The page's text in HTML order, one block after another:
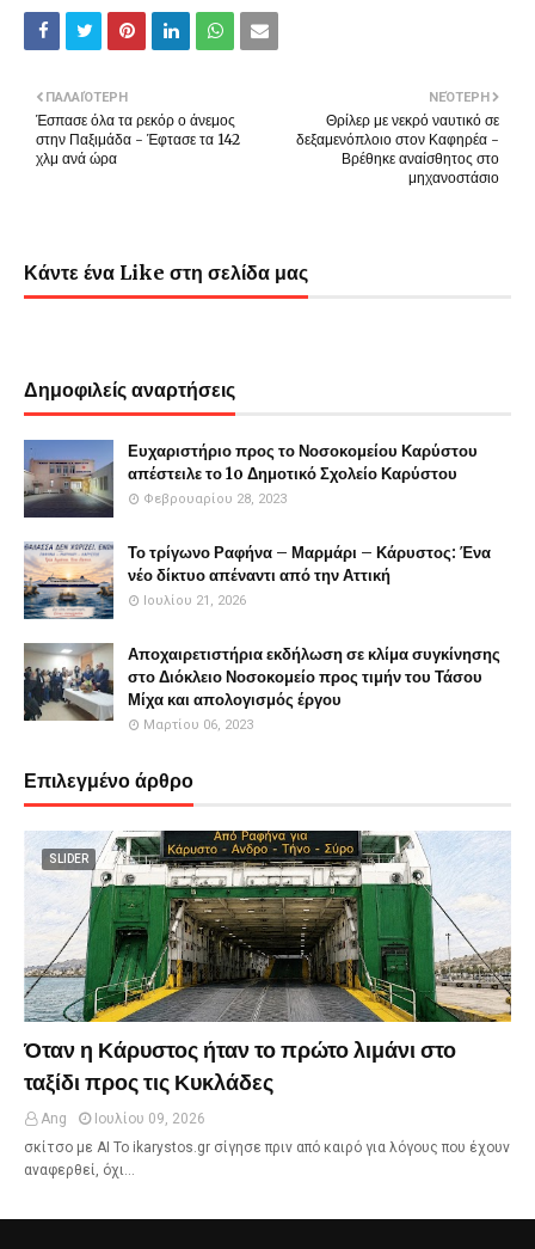
ΝΕΌΤΕΡΗ
Θρίλερ με νεκρό ναυτικό σε
δεξαμενόπλοιο στον Καφηρέα -
Βρέθηκε αναίσθητος στο
μηχανοστάσιο
ΠΑΛΑΙΌΤΕΡΗ
Έσπασε όλα τα ρεκόρ ο άνεμος
στην Παξιμάδα - Έφτασε τα 142
χλμ ανά ώρα
Κάντε ένα Like στη σελίδα μας
Δημοφιλείς αναρτήσεις
Ευχαριστήριο προς το Νοσοκομείου Καρύστου
απέστειλε το 1o Δημοτικό Σχολείο Καρύστου
Φεβρουαρίου 28, 2023
Το τρίγωνο Ραφήνα – Μαρμάρι – Κάρυστος: Ένα
νέο δίκτυο απέναντι από την Αττική
Ιουλίου 21, 2026
Αποχαιρετιστήρια εκδήλωση σε κλίμα συγκίνησης
στο Διόκλειο Νοσοκομείο προς τιμήν του Τάσου
Μίχα και απολογισμός έργου
Μαρτίου 06, 2023
Επιλεγμένο άρθρο
SLIDER
Όταν η Κάρυστος ήταν το πρώτο λιμάνι στο
ταξίδι προς τις Κυκλάδες
Ang
Ιουλίου 09, 2026
σκίτσο με ΑΙ Το ikarystos.gr σίγησε πριν από καιρό για λόγους που έχουν
αναφερθεί, όχι…